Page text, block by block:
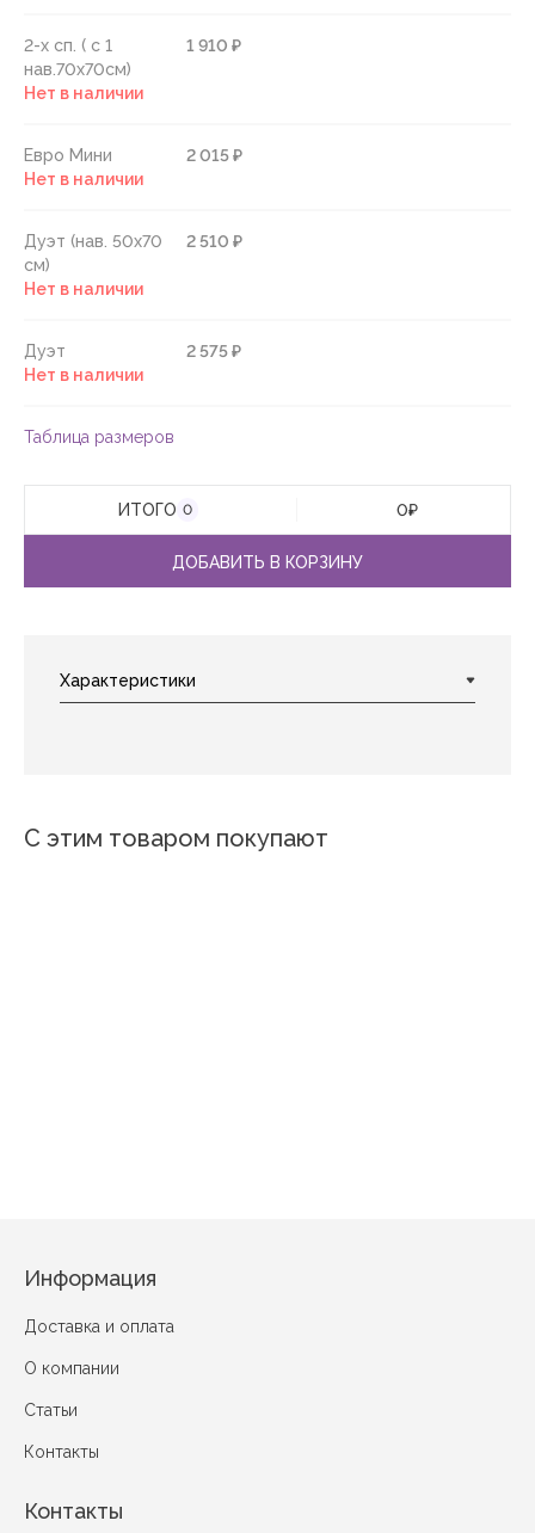
2-х сп. ( с 1
нав.70х70см)
1 910 ₽
Нет в наличии
Евро Мини
2 015 ₽
Нет в наличии
Дуэт (нав. 50х70
см)
2 510 ₽
Нет в наличии
Дуэт
2 575 ₽
Нет в наличии
Таблица размеров
ИТОГО 0 0₽
ДОБАВИТЬ В КОРЗИНУ
С этим товаром покупают
Информация
Доставка и оплата
О компании
Статьи
Контакты
Контакты